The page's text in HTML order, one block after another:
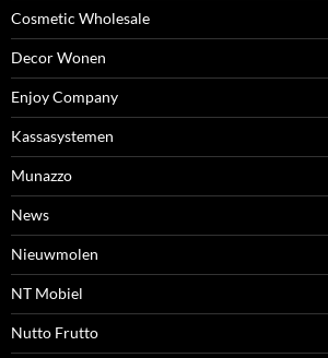
Cosmetic Wholesale
Decor Wonen
Enjoy Company
Kassasystemen
Munazzo
News
Nieuwmolen
NT Mobiel
Nutto Frutto